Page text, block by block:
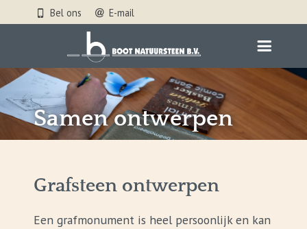
Bel ons E-mail
Samen ontwerpen
Grafsteen ontwerpen
Een grafmonument is heel persoonlijk en kan